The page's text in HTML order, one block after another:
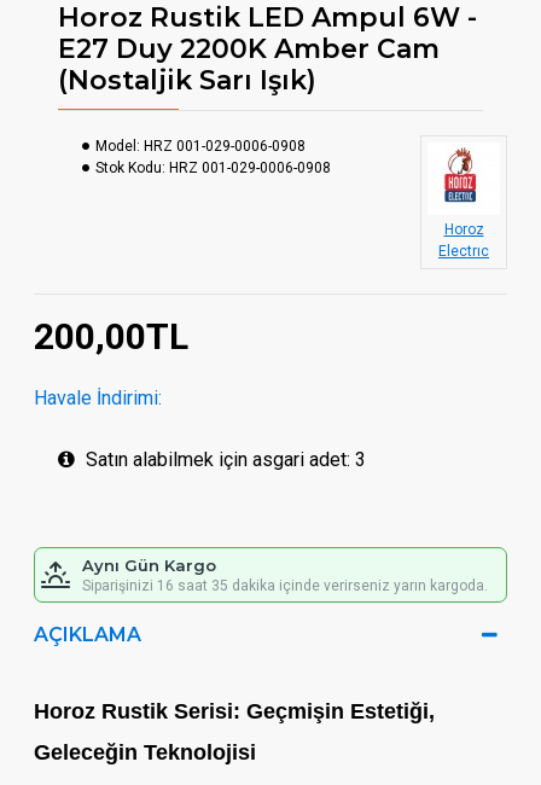
Horoz Rustik LED Ampul 6W -
E27 Duy 2200K Amber Cam
(Nostaljik Sarı Işık)
200,00TL
Havale İndirimi:
Model: HRZ 001-029-0006-0908
Stok Kodu: HRZ 001-029-0006-0908
Horoz
Electrıc
Satın alabilmek için asgari adet: 3
Aynı Gün Kargo
Siparişinizi 16 saat 35 dakika içinde verirseniz yarın kargoda.
AÇIKLAMA
Horoz Rustik Serisi: Geçmişin Estetiği,
Geleceğin Teknolojisi